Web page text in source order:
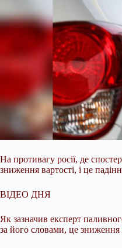
На противагу росії, де
зниження вартості, і це
ВІДЕО ДНЯ
Як зазначив експерт
за його словами, це